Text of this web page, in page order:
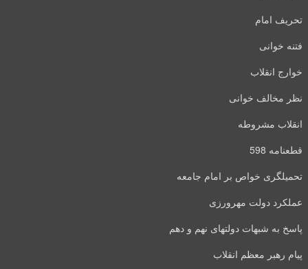
تحریف امام
فتنه خوانی
خوارج انقلاب
نظر مخالف خوانی
انقلاب مشروطه
قطعنامه 598
تحمیلگری خواص بر امام جامعه
عملکرد دولت مهرورزی
پاسخ به شبهات دولتهای نهم و دهم
پیام رهبر معظم انقلاب